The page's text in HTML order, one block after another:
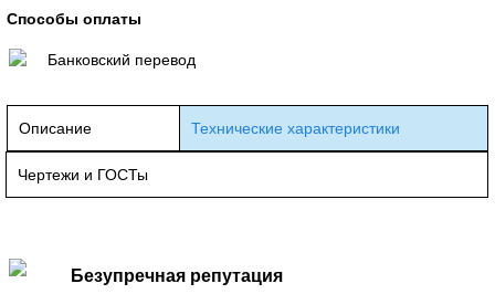
Способы оплаты
Банковский перевод
Описание Технические характеристики
Чертежи и ГОСТы
Безупречная репутация